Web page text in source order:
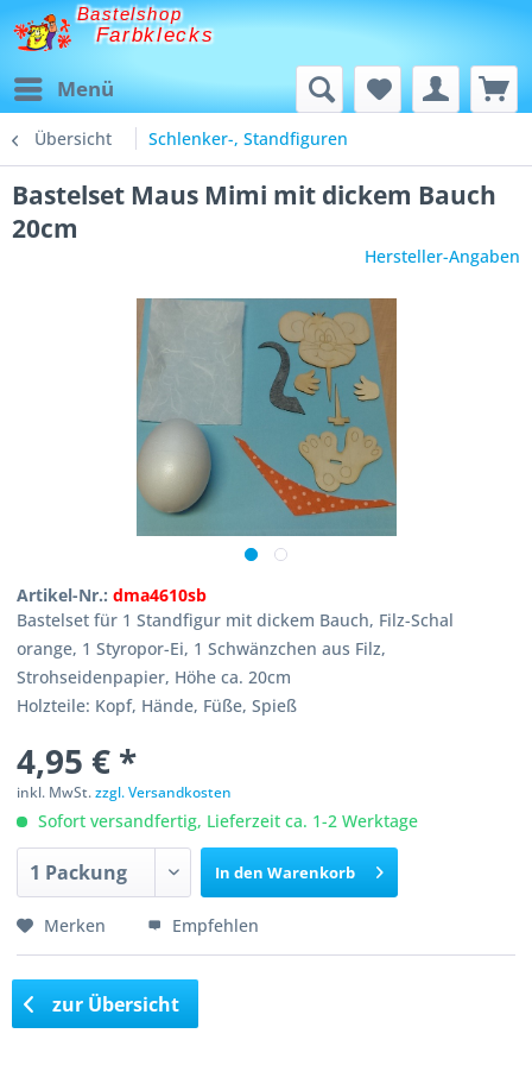
Bastelshop
Farbklecks
Menü
Übersicht Schlenker-, Standfiguren
Bastelset Maus Mimi mit dickem Bauch
20cm
Hersteller-Angaben
Artikel-Nr.:dma4610sb
Bastelset für 1 Standfigur mit dickem Bauch, Filz-Schal
orange, 1 Styropor-Ei, 1 Schwänzchen aus Filz,
Strohseidenpapier, Höhe ca. 20cm
Holzteile: Kopf, Hände, Füße, Spieß
4,95 € *
inkl. MwSt.zzgl. Versandkosten
Sofort versandfertig, Lieferzeit ca. 1-2 Werktage
In den Warenkorb
Merken Empfehlen
zur Übersicht